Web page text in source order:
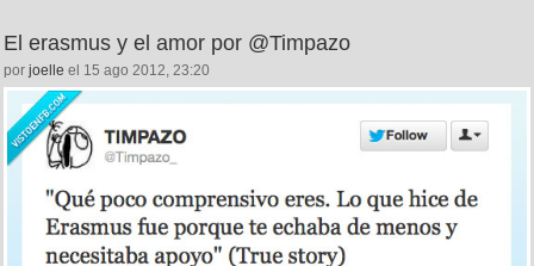
El erasmus y el amor por @Timpazo
por joelle el 15 ago 2012, 23:20